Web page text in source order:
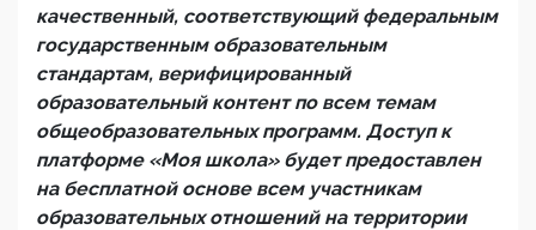
качественный, соответствующий федеральным
государственным образовательным
стандартам, верифицированный
образовательный контент по всем темам
общеобразовательных программ. Доступ к
платформе «Моя школа» будет предоставлен
на бесплатной основе всем участникам
образовательных отношений на территории